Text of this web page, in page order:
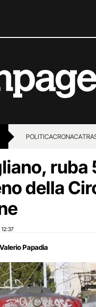
POLITICACRONACA
ruba
della
12:37
Valerio Papadia